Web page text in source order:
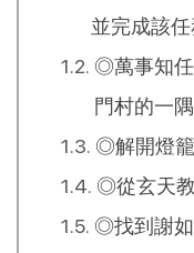
並完成該任
◎萬事知任
門村的一
◎解開燈
◎從玄天
◎找到謝